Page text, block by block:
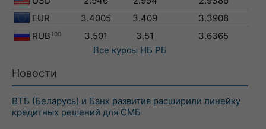
EUR
3.4005 3.409
3.3908
RUB 100 3.501 3.51
3.6365
Все курсы НБ РБ
Новости
ВТБ (Беларусь) и Банк развития расширили линейку
кредитных решений для СМБ